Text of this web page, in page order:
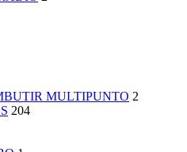
MULTIPUNTO 2
204